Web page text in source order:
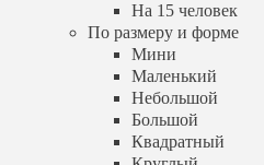
Однокамерный
Двухкамерный
Трехкамерный
По расположению
Вертикальный
Горизонтальный
По отводу воды
Самотечный
На 15 человек
По размеру и форме
Мини
Маленький
Небольшой
Большой
Квадратный